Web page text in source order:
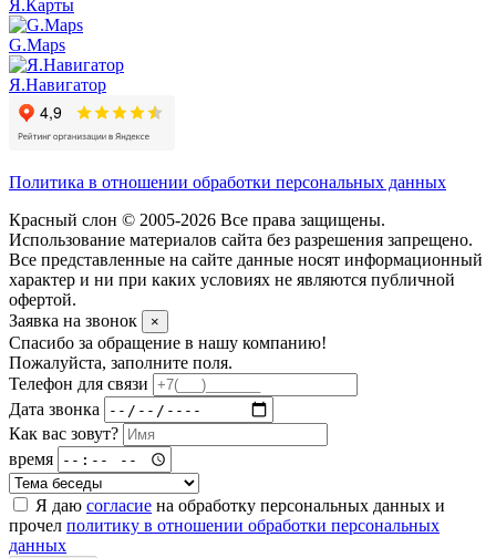
Я.Карты
G.Maps
Я.Навигатор
Политика в отношении обработки персональных данных
Красный слон © 2005-2026 Все права защищены.
Использование материалов сайта без разрешения запрещено.
Все представленные на сайте данные носят информационный
характер и ни при каких условиях не являются публичной
офертой.
Заявка на звонок
×
Спасибо за обращение в нашу компанию!
Пожалуйста, заполните поля.
Телефон для связи
Дата звонка
Как вас зовут?
время
Я даю согласие на обработку персональных данных и
прочел политику в отношении обработки персональных
данных